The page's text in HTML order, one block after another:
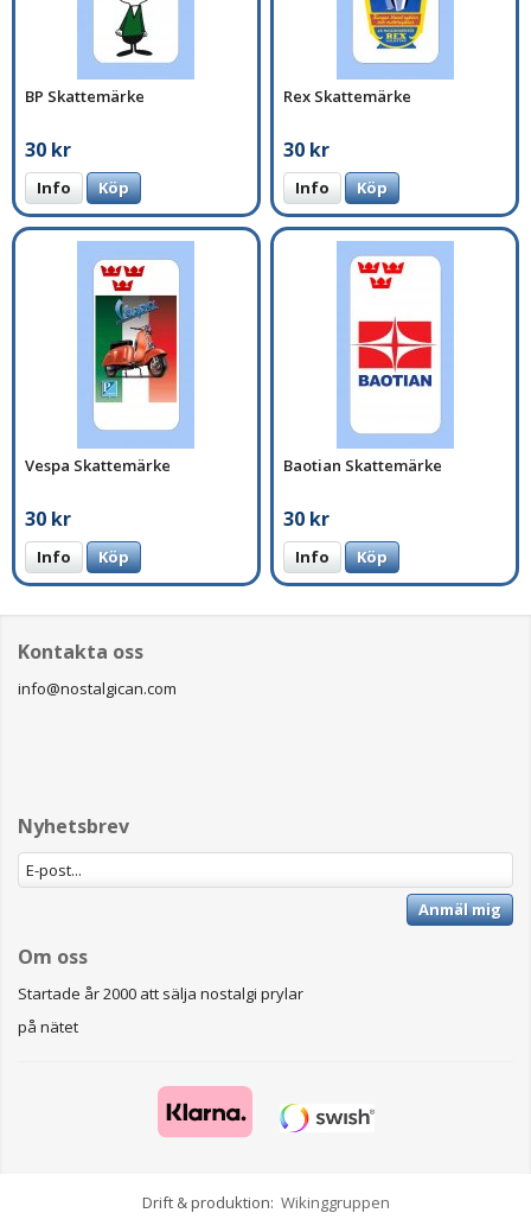
BP Skattemärke
30 kr
Info Köp
Rex Skattemärke
30 kr
Info Köp
Vespa Skattemärke
30 kr
Info Köp
Baotian Skattemärke
30 kr
Info Köp
Kontakta oss
info@nostalgican.com
Nyhetsbrev
Anmäl mig
Om oss
Startade år 2000 att sälja nostalgi prylar
på nätet
Drift & produktion: Wikinggruppen